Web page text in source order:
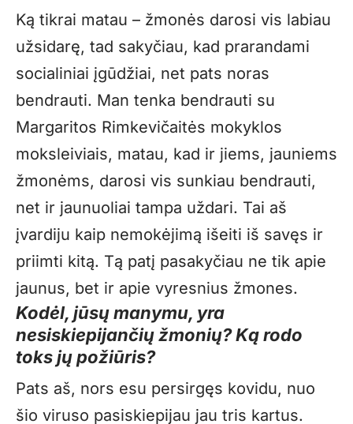
Ką tikrai matau – žmonės darosi vis labiau
užsidarę, tad sakyčiau, kad prarandami
socialiniai įgūdžiai, net pats noras
bendrauti. Man tenka bendrauti su
Margaritos Rimkevičaitės mokyklos
moksleiviais, matau, kad ir jiems, jauniems
žmonėms, darosi vis sunkiau bendrauti,
net ir jaunuoliai tampa uždari. Tai aš
įvardiju kaip nemokėjimą išeiti iš savęs ir
priimti kitą. Tą patį pasakyčiau ne tik apie
jaunus, bet ir apie vyresnius žmones.
Kodėl, jūsų manymu, yra
nesiskiepijančių žmonių? Ką rodo
toks jų požiūris?
Pats aš, nors esu persirgęs kovidu, nuo
šio viruso pasiskiepijau jau tris kartus.